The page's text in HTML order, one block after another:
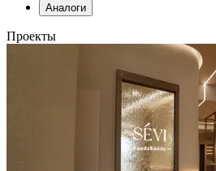
Аналоги
Проекты